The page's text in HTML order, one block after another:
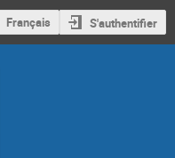
Français S'authentifier